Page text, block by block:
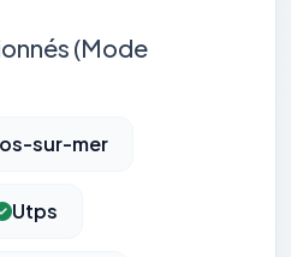
(Mode
sur-mer
Utps